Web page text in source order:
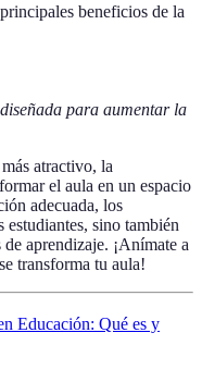
beneficios de la
para aumentar la
atractivo, la
el aula en un espacio
adecuada, los
estudiantes, sino también
aprendizaje. ¡Anímate a
transforma tu aula!
Educación: Qué es y